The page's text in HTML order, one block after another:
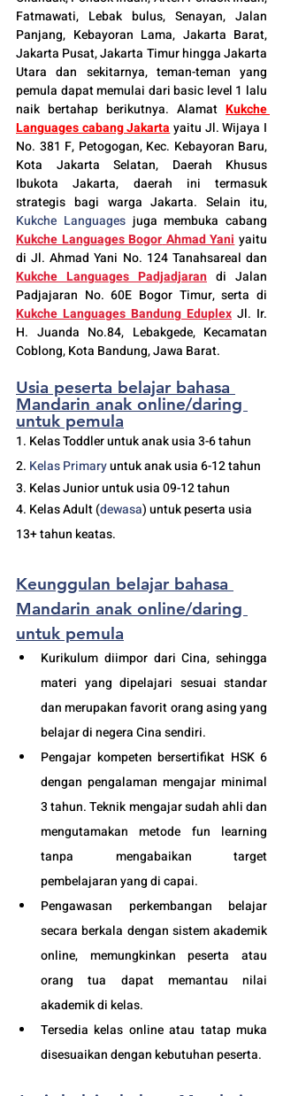
Fatmawati, Lebak bulus, Senayan, Jalan
Panjang, Kebayoran Lama, Jakarta Barat,
Jakarta Pusat, Jakarta Timur hingga Jakarta
Utara dan sekitarnya, teman-teman yang
pemula dapat memulai dari basic level 1 lalu
naik bertahap berikutnya. Alamat Kukche
Languages cabang Jakarta yaitu Jl. Wijaya I
No. 381 F, Petogogan, Kec. Kebayoran Baru,
Kota Jakarta Selatan, Daerah Khusus
Ibukota Jakarta, daerah ini termasuk
Kukche Languages
Kukche Languages Bogor Ahmad Yani yaitu
di Jl. Ahmad Yani No. 124 Tanahsareal dan
Kukche Languages Padjadjaran di Jalan
Kukche Languages Bandung Eduplex Jl. Ir.
H. Juanda No.84, Lebakgede, Kecamatan
Coblong, Kota Bandung, Jawa Barat.
Usia peserta belajar bahasa
Mandarin anak online/daring
untuk pemula
1. Kelas Toddler untuk anak usia 3-6 tahun
2. Kelas Primary untuk anak usia 6-12 tahun
3. Kelas Junior untuk usia 09-12 tahun
4. Kelas Adult (dewasa) untuk peserta usia
13+ tahun keatas.
Keunggulan belajar bahasa
Mandarin anak online/daring
untuk pemula
Kurikulum diimpor dari Cina, sehingga
materi yang dipelajari sesuai standar
dan merupakan favorit orang asing yang
belajar di negera Cina sendiri.
Pengajar kompeten bersertifikat HSK 6
dengan pengalaman mengajar minimal
3 tahun. Teknik mengajar sudah ahli dan
mengutamakan metode fun learning
tanpa mengabaikan target
pembelajaran yang di capai.
Pengawasan perkembangan belajar
secara berkala dengan sistem akademik
online, memungkinkan peserta atau
orang tua dapat memantau nilai
akademik di kelas.
Tersedia kelas online atau tatap muka
disesuaikan dengan kebutuhan peserta.